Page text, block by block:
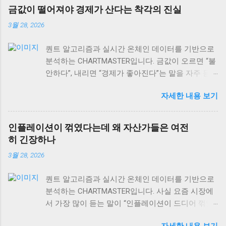
금값이 떨어져야 경제가 산다는 착각의 진실
3월 28, 2026
퀀트 알고리즘과 실시간 온체인 데이터를 기반으로
분석하는 CHARTMASTER입니다. 금값이 오르면 “불
안하다”, 내리면 “경제가 좋아진다”는 말을 자주 듣
재 글로벌 자산시장을 보면, 이런 단순한 공식이 얼
마나 위험한지 알 수 있어요. 실제로는 금값과 경제
성장의 관계가 훨씬 복잡하고, 때로는 정반대로 작
용하기도 합니다. 오늘은 금값 움직임을 제대로 읽
는 법과 상품시장 수급 동향, 그리고 역발상 투자의
$106.40B USD 에 달하는 상황에서, 전통 자산과 디
지털 자산의 상관관계도 함께 살펴볼게요. 금값과
경제성장, 단순한 반비례 관계가 아니다 많은 사람
자세한 내용 보기
인플레이션이 꺾였다는데 왜 자산가들은 여전
히 긴장하나
3월 28, 2026
퀀트 알고리즘과 실시간 온체인 데이터를 기반으로
분석하는 CHARTMASTER입니다. 사실 요즘 시장에
서 가장 많이 듣는 말이 “인플레이션이 드디어 꺾였